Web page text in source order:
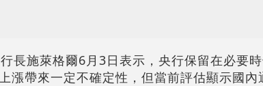
長施萊格爾6月3日表示，央行保留在必要
漲帶來一定不確定性，但當前評估顯示國